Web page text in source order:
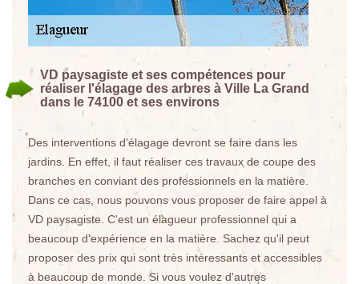
VD paysagiste et ses compétences pour
réaliser l'élagage des arbres à Ville La Grand
dans le 74100 et ses environs
Des interventions d'élagage devront se faire dans les
jardins. En effet, il faut réaliser ces travaux de coupe des
branches en conviant des professionnels en la matière.
Dans ce cas, nous pouvons vous proposer de faire appel à
VD paysagiste. C'est un élagueur professionnel qui a
beaucoup d'expérience en la matière. Sachez qu'il peut
proposer des prix qui sont très intéressants et accessibles
à beaucoup de monde. Si vous voulez d'autres